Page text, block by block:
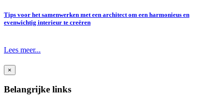
Tips voor het samenwerken met een architect om een harmonieus en
evenwichtig interieur te creëren
Lees meer...
×
Belangrijke links